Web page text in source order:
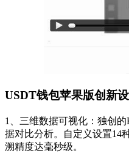
USDT钱包苹果版创新
1、三维数据可视化：独创
据对比分析。自定义设置14
溯精度达毫秒级。